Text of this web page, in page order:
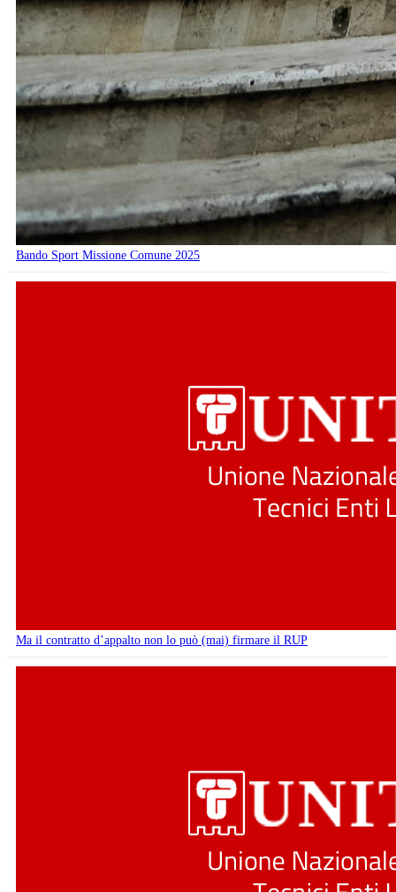
Bando Sport Missione Comune 2025
Ma il contratto d’appalto non lo può (mai) firmare il RUP